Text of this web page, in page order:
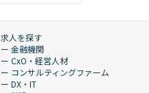
求人を探す
ー 金融機関
ー CxO・経営人材
ー コンサルティングファーム
ー DX・IT